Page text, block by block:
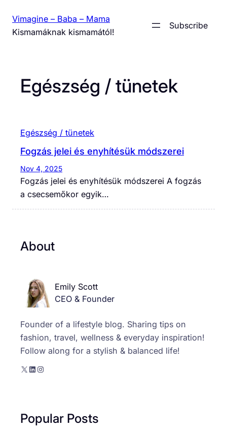
content
Vimagine – Baba – Mama
Kismamáknak kismamától!
Subscribe
Egészség / tünetek
Egészség / tünetek
Fogzás jelei és enyhítésük módszerei
Nov 4, 2025
Fogzás jelei és enyhítésük módszerei A fogzás
a csecsemőkor egyik…
About
Emily Scott
CEO & Founder
Founder of a lifestyle blog. Sharing tips on
fashion, travel, wellness & everyday inspiration!
Follow along for a stylish & balanced life!
X LinkedIn Instagram
Popular Posts